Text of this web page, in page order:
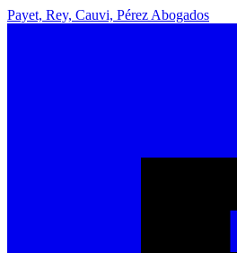
Payet, Rey, Cauvi, Pérez Abogados